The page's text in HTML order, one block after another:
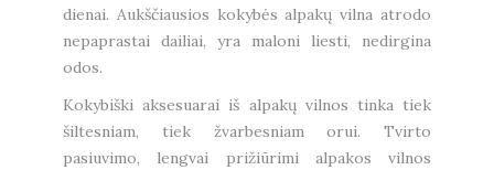
dienai. Aukščiausios kokybės alpakų vilna atrodo
nepaprastai dailiai, yra maloni liesti, nedirgina
odos.
Kokybiški aksesuarai iš alpakų vilnos tinka tiek
šiltesniam, tiek žvarbesniam orui. Tvirto
pasiuvimo, lengvai prižiūrimi alpakos vilnos